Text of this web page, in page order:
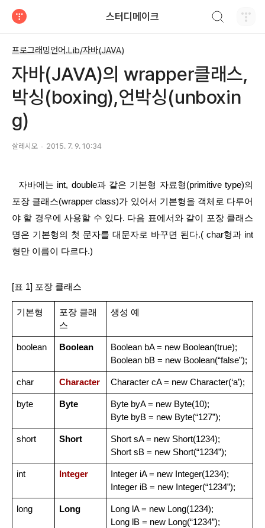
스터디메이크
프로그래밍언어.Lib/자바(JAVA)
자바(JAVA)의 wrapper클래스,
박싱(boxing),언박싱(unboxin
g)
살레시오 2015. 7. 9. 10:34
포장 클래스(wrapper class)가 있어서 기본형을 객체로 다루어
야 할 경우에 사용할 수 있다. 다음 표에서와 같이 포장 클래스
명은 기본형의 첫 문자를 대문자로 바꾸면 된다.( char형과 int
형만 이름이 다르다.)
[표 1] 포장 클래스
기본형
포장 클래
스
생성 예
boolean Boolean
Boolean bA = new Boolean(true);
Boolean bB = new Boolean(“false”);
char Character Character cA = new Character(‘a’);
byte Byte
Byte byA = new Byte(10);
Byte byB = new Byte(“127”);
short Short
Short sA = new Short(1234);
Short sB = new Short(“1234”);
int Integer
Integer iA = new Integer(1234);
Integer iB = new Integer(“1234”);
long Long
Long lA = new Long(1234);
Long lB = new Long(“1234”);